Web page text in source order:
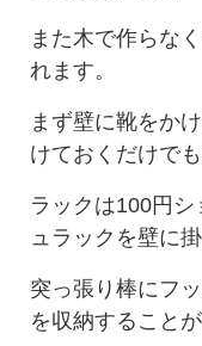
また木で作らな
れます。
まず壁に靴をか
けておくだけで
ラックは100円
ュラックを壁に
突っ張り棒にフ
を収納することが